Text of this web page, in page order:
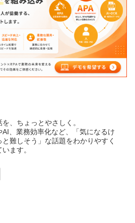
、ちょっとやさしく。
AI、業務効率化など、「気になるけ
と難しそう」な話題をわかりやすく
ます。